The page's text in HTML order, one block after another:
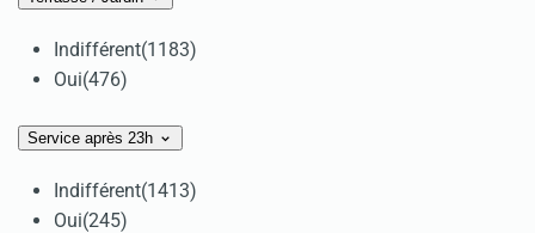
Indifférent(1183)
Oui(476)
Service après 23h
Indifférent(1413)
Oui(245)